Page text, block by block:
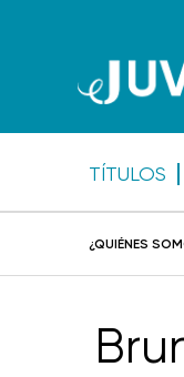
TÍTULOS
¿QUIÉNES